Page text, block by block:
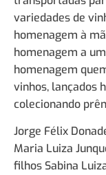
variedades de
homenagem à
homenagem a
homenagem
vinhos, lançados
colecionando
Jorge Félix
Maria Luiza
filhos Sabina